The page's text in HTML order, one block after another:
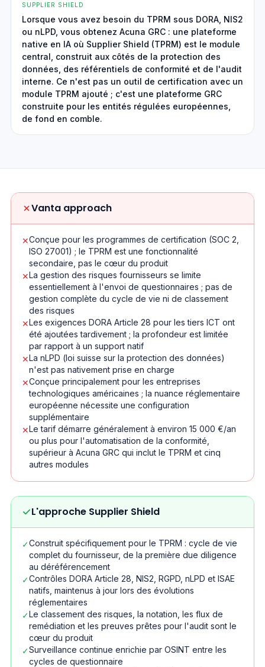
SUPPLIER SHIELD
Lorsque vous avez besoin du TPRM sous DORA, NIS2
ou nLPD, vous obtenez Acuna GRC : une plateforme
native en IA où Supplier Shield (TPRM) est le module
central, construit aux côtés de la protection des
données, des référentiels de conformité et de l'audit
interne. Ce n'est pas un outil de certification avec un
module TPRM ajouté ; c'est une plateforme GRC
construite pour les entités régulées européennes,
de fond en comble.
Vanta approach
✕Conçue pour les programmes de certification (SOC 2,
ISO 27001) ; le TPRM est une fonctionnalité
secondaire, pas le cœur du produit
✕La gestion des risques fournisseurs se limite
essentiellement à l'envoi de questionnaires ; pas de
gestion complète du cycle de vie ni de classement
des risques
✕Les exigences DORA Article 28 pour les tiers ICT ont
été ajoutées tardivement ; la profondeur est limitée
par rapport à un support natif
✕La nLPD (loi suisse sur la protection des données)
n'est pas nativement prise en charge
✕Conçue principalement pour les entreprises
technologiques américaines ; la nuance réglementaire
européenne nécessite une configuration
supplémentaire
✕Le tarif démarre généralement à environ 15 000 €/an
ou plus pour l'automatisation de la conformité,
supérieur à Acuna GRC qui inclut le TPRM et cinq
autres modules
L'approche Supplier Shield
✓Construit spécifiquement pour le TPRM : cycle de vie
complet du fournisseur, de la première due diligence
au déréférencement
✓Contrôles DORA Article 28, NIS2, RGPD, nLPD et ISAE
natifs, maintenus à jour lors des évolutions
réglementaires
✓Le classement des risques, la notation, les flux de
remédiation et les preuves prêtes pour l'audit sont le
cœur du produit
✓Surveillance continue enrichie par OSINT entre les
cycles de questionnaire